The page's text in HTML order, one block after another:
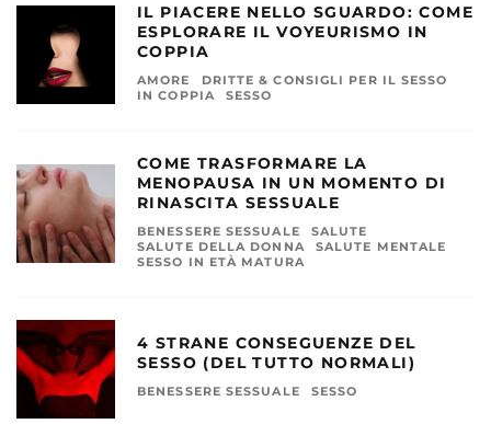
IL PIACERE NELLO SGUARDO: COME
ESPLORARE IL VOYEURISMO IN
COPPIA
AMORE
DRITTE & CONSIGLI PER IL SESSO
IN COPPIA
SESSO
COME TRASFORMARE LA
MENOPAUSA IN UN MOMENTO DI
RINASCITA SESSUALE
BENESSERE SESSUALE
SALUTE
SALUTE DELLA DONNA
SALUTE MENTALE
SESSO IN ETÀ MATURA
4 STRANE CONSEGUENZE DEL
SESSO (DEL TUTTO NORMALI)
BENESSERE SESSUALE SESSO